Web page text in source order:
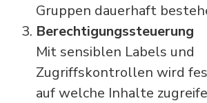
Gruppen dauerhaft
Berechtigungssteuerung
Mit sensiblen Labels und
Zugriffskontrollen wird
auf welche Inhalte